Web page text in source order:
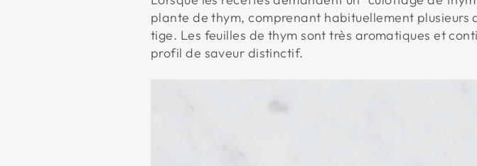
plante de thym, comprenant habituellement
tige. Les feuilles de thym sont très aromatiques et
profil de saveur distinctif.